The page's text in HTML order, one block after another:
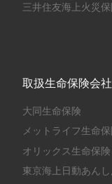
三井住友海上火災
取扱生命保険会社
大同生命保険
メットライフ生命
オリックス生命保険
東京海上日動あん